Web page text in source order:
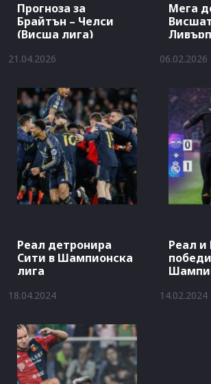
Прогноза за
Брайтън – Челси
(Висша лига)
21.04.2026
Мега
06.02.2026
Реал детронира
Сити в Шампионска
лига
18.04.2024
Реал и
14.02.2024